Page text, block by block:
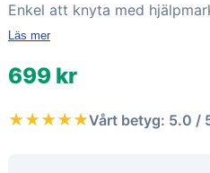
Enkel att knyta med
Läs mer
699 kr
★★★★★Vårt betyg: 5.0 /